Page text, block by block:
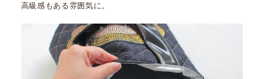
高級感もある雰囲気に。